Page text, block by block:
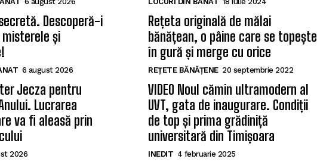
Descoperă-i
misterele și
6 august 2026
Jecza pentru
Lucrarea
va fi aleasă prin
2026
Rețeta originală de mălai
bănățean, o pâine care se topește
în gură și merge cu orice
REȚETE BĂNĂȚENE 20 septembrie 2022
VIDEO Noul cămin ultramodern al
UVT, gata de inaugurare. Condiții
de top și prima grădiniță
universitară din Timișoara
INEDIT 4 februarie 2025